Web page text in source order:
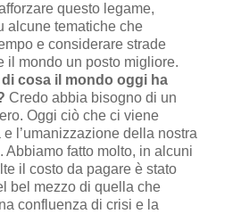
questo legame,
alcune tematiche che
e considerare strade
il mondo un posto migliore.
cosa il mondo oggi ha
Credo abbia bisogno di un
Oggi ciò che ci viene
l’umanizzazione della nostra
Abbiamo fatto molto, in alcuni
il costo da pagare è stato
bel mezzo di quella che
confluenza di crisi e la